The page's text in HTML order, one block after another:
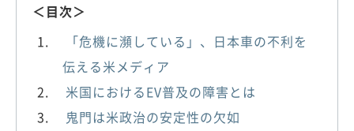
＜目次＞
「危機に瀕している」、日本車の不利を
伝える米メディア
米国におけるEV普及の障害とは
鬼門は米政治の安定性の欠如